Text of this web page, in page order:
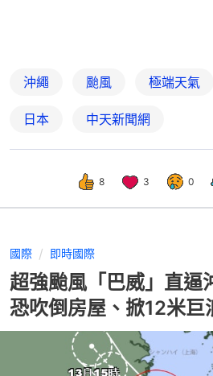
沖繩 颱風 極端天氣
日本 中天新聞網
8 3 0
國際 即時國際
超強颱風「巴威」直
恐吹倒房屋、掀12米巨